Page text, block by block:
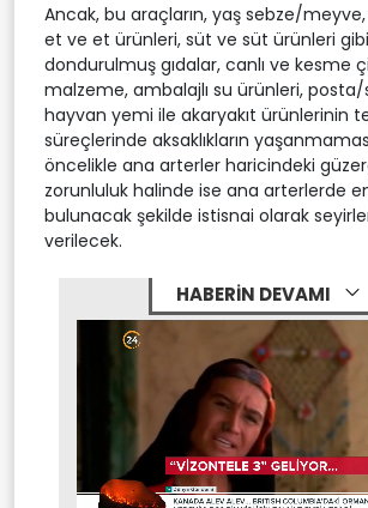
Ancak, bu araçların, yaş sebze/
et ve et ürünleri, süt ve süt ürünleri
dondurulmuş gıdalar, canlı ve kesme
malzeme, ambalajlı su ürünleri, posta/
hayvan yemi ile akaryakıt ürünlerinin
süreçlerinde aksaklıkların
öncelikle ana arterler haricindeki
zorunluluk halinde ise ana arterlerde
bulunacak şekilde istisnai olarak
verilecek.
HABERİN DEVAMI